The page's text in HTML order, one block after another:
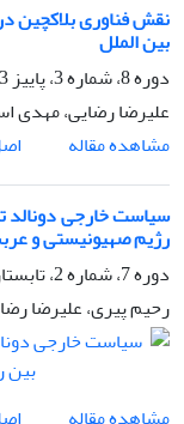
نقش فناوری بلاکچین
بین الملل
دوره 8، شماره 3، پاییز 1403، صفحه
علیرضا رضایی، مهدی
مشاهده مقاله
سیاست خارجی دونالد
رژیم صهیونیستی و
دوره 7، شماره 2، تابستان 1402، صفحه
رحیم پیری، علیرضا